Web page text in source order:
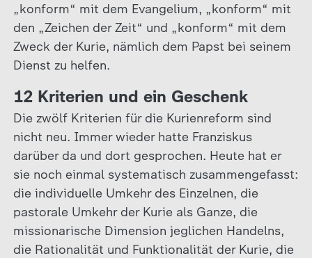
„konform“ mit dem Evangelium, „konform“ mit
den „Zeichen der Zeit“ und „konform“ mit dem
Zweck der Kurie, nämlich dem Papst bei seinem
Dienst zu helfen.
12 Kriterien und ein Geschenk
Die zwölf Kriterien für die Kurienreform sind
nicht neu. Immer wieder hatte Franziskus
darüber da und dort gesprochen. Heute hat er
sie noch einmal systematisch zusammengefasst:
die individuelle Umkehr des Einzelnen, die
pastorale Umkehr der Kurie als Ganze, die
missionarische Dimension jeglichen Handelns,
die Rationalität und Funktionalität der Kurie, die